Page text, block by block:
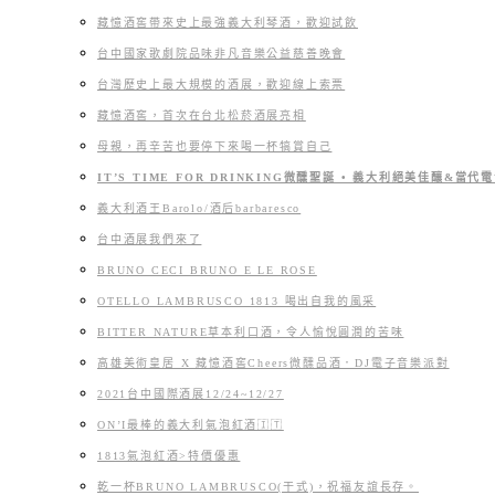
藏憶酒窖帶來史上最強義大利琴酒，歡迎試飲
台中國家歌劇院品味非凡音樂公益慈善晚會
台灣歷史上最大規模的酒展，歡迎線上索票
藏憶酒窖，首次在台北松菸酒展亮相
母親，再辛苦也要停下來喝一杯犒賞自己
IT’S TIME FOR DRINKING微醺聖誕 • 義大利絕美佳釀&當代電
義大利酒王Barolo/酒后barbaresco
台中酒展我們來了
BRUNO CECI BRUNO E LE ROSE
OTELLO LAMBRUSCO 1813 喝出自我的風采
BITTER NATURE草本利口酒，令人愉悅圓潤的苦味
高雄美術皇居 X 藏憶酒窖Cheers微醺品酒．DJ電子音樂派對
2021台中國際酒展12/24~12/27
ON’I最棒的義大利氣泡紅酒🇮🇹
1813氣泡紅酒>特價優惠
乾一杯BRUNO LAMBRUSCO(干式)，祝福友誼長存。